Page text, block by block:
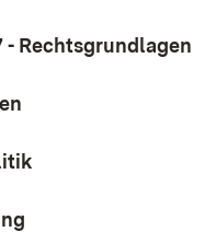
- Rechtsgrundlagen